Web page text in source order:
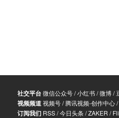
社交平台微信公众号/小红书/微博/
视频频道视频号/腾讯视频-创作中心/
订阅我们 RSS/今日头条 /ZAKER /